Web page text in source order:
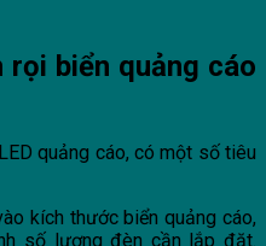
biển quảng cáo
quảng cáo, có một số tiêu
kích thước biển quảng cáo,
số lượng đèn cần lắp đặt.